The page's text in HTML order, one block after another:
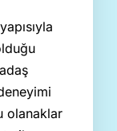
olanaklar